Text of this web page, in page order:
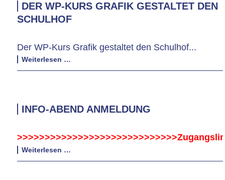
DER WP-KURS GRAFIK GESTALTET DEN
SCHULHOF
Der WP-Kurs Grafik gestaltet den Schulhof...
Weiterlesen …
WP-
gestaltet
INFO-ABEND ANMELDUNG
>>>>>>>>>>>>>>>>>>>>>>>>>>
Weiterlesen …
Abend